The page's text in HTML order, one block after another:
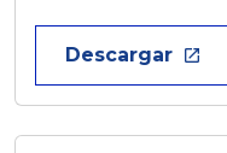
Descargar launch